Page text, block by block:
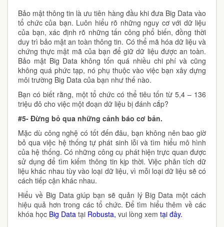
Bảo mật thông tin là ưu tiên hàng đầu khi đưa Big Data vào
tổ chức của bạn. Luôn hiểu rõ những nguy cơ với dữ liệu
của bạn, xác định rõ những tấn công phổ biến, đồng thời
duy trì bảo mật an toàn thông tin. Có thể mã hóa dữ liệu và
chứng thực mật mã của bạn để giữ dữ liệu được an toàn.
Bảo mật Big Data không tốn quá nhiều chi phí và cũng
không quá phức tạp, nó phụ thuộc vào việc bạn xây dựng
môi trường Big Data của bạn như thế nào.
Bạn có biết rằng, một tổ chức có thể tiêu tốn từ 5,4 – 136
triệu đô cho việc một đoạn dữ liệu bị đánh cắp?
#5- Đừng bỏ qua những cảnh báo cơ bản.
Mặc dù công nghệ có tốt đến đâu, bạn không nên bao giờ
bỏ qua việc hệ thống tự phát sinh lỗi và tìm hiểu mô hình
của hệ thống. Có những công cụ phát hiện trực quan được
sử dụng để tìm kiếm thông tin kịp thời. Việc phân tích dữ
liệu khác nhau tùy vào loại dữ liệu, vì mỗi loại dữ liệu sẽ có
cách tiếp cận khác nhau.
Hiểu về Big Data giúp bạn sẽ quản lý Big Data một cách
hiệu quả hơn trong các tổ chức. Để tìm hiểu thêm về các
khóa học Big Data tại Robusta, vui lòng xem tại đây.